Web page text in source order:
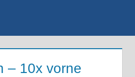
– 10x vorne